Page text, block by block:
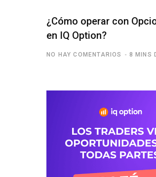
¿Cómo operar con
en IQ Option?
NO HAY COMENTARIOS 8 MINS